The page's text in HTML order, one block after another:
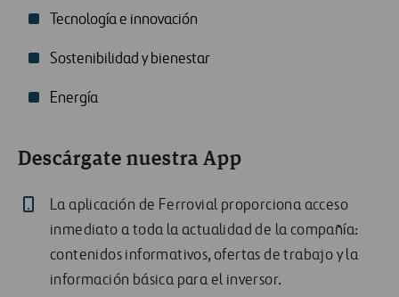
Tecnología e innovación
Sostenibilidad y bienestar
Energía
Descárgate nuestra App
La aplicación de Ferrovial proporciona acceso
inmediato a toda la actualidad de la compañía:
contenidos informativos, ofertas de trabajo y la
información básica para el inversor.